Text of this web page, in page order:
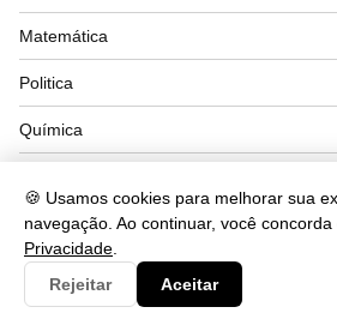
🍪 Usamos cookies para melhorar sua
navegação. Ao continuar, você concorda
Privacidade
Rejeitar
Aceitar
Matemática
Politica
Química
Saude
Seguranca